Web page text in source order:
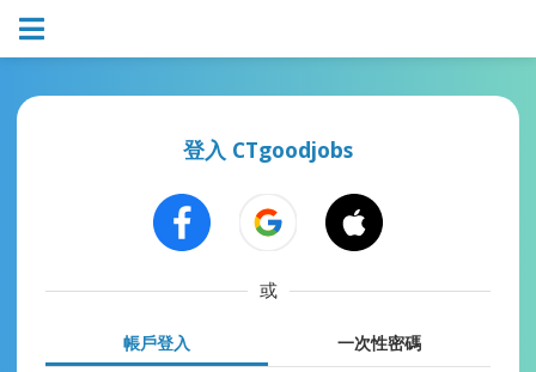
登入 CTgoodjobs
或
帳戶登入 一次性密碼